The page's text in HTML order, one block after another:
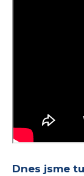
Dnes jsme